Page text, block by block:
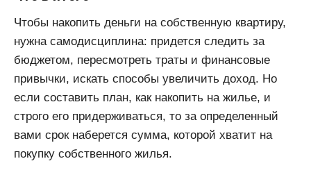
Чтобы накопить деньги на собственную квартиру,
нужна самодисциплина: придется следить за
бюджетом, пересмотреть траты и финансовые
привычки, искать способы увеличить доход. Но
если составить план, как накопить на жилье, и
строго его придерживаться, то за определенный
вами срок наберется сумма, которой хватит на
покупку собственного жилья.